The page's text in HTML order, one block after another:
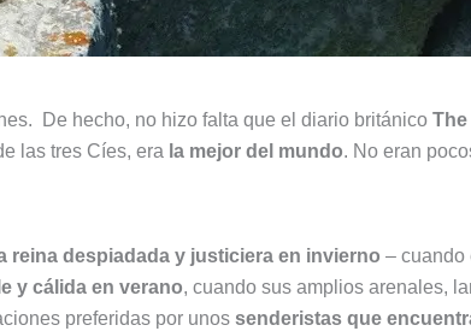
De hecho, no hizo falta que el diario británico The
las tres Cíes, era la mejor del mundo. No eran
reina despiadada y justiciera en invierno – cuando
y cálida en verano, cuando sus amplios arenales,
preferidas por unos senderistas que